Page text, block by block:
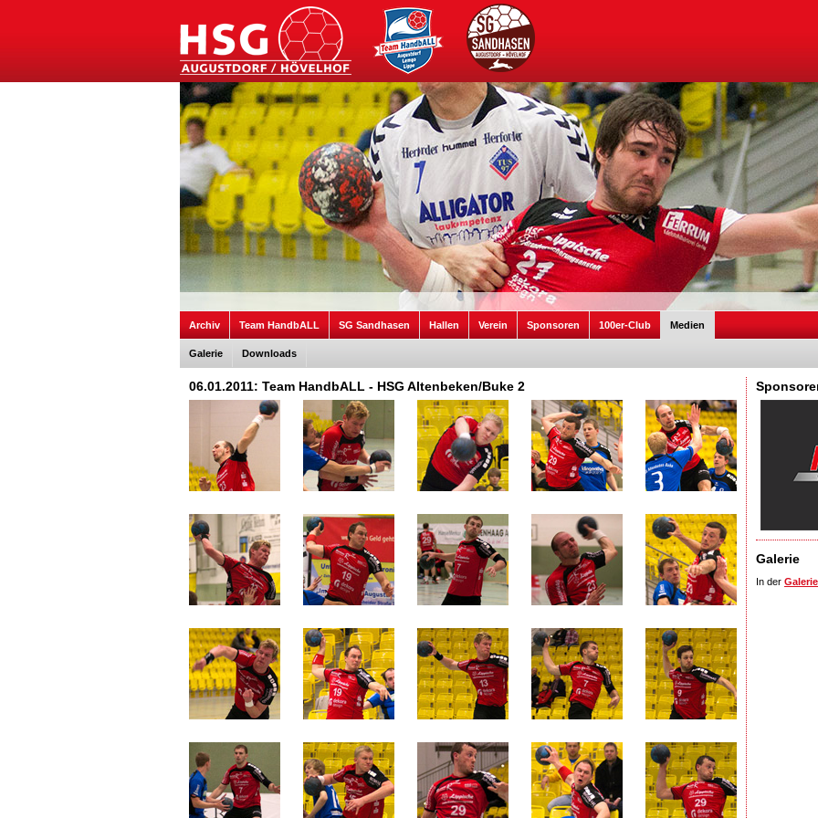
Archiv Team HandbALL SG Sandhasen Hallen Verein Sponsoren 100er-Club Medien
Galerie Downloads
06.01.2011: Team HandbALL - HSG Altenbeken/Buke 2
Galerie
In der Galerie